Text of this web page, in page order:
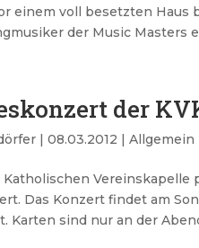
einem voll besetzten
der Music Masters
der
| 08.03.2012 | Allgemein
Das Konzert findet am
Karten sind nur an der